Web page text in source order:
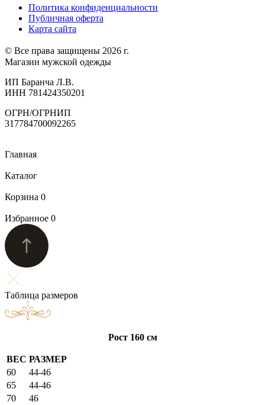
Политика конфиденциальности
Публичная оферта
Карта сайта
© Все права защищены 2026 г.
Магазин мужской одежды
ИП Баранча Л.В.
ИНН 781424350201
ОГРН/ОГРНИП
317784700092265
Главная
Каталог
Корзина 0
Избранное 0
Таблица размеров
Рост 160 см
ВЕС РАЗМЕР
60
44-46
65
44-46
70
46